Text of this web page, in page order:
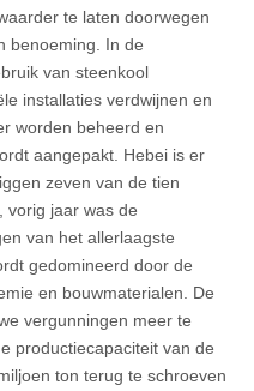
te laten doorwegen
benoeming. In de
van steenkool
installaties verdwijnen en
worden beheerd en
aangepakt. Hebei is er
zeven van de tien
vorig jaar was de
van het allerlaagste
gedomineerd door de
en bouwmaterialen. De
vergunningen meer te
productiecapaciteit van de
ton terug te schroeven